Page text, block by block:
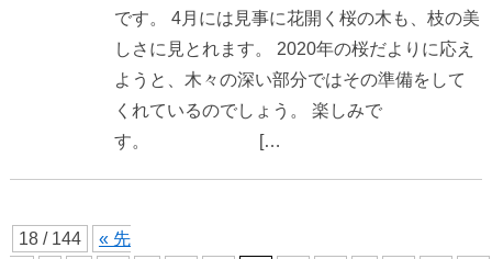
です。 4月には見事に花開く桜の木も、枝の美
しさに見とれます。 2020年の桜だよりに応え
ようと、木々の深い部分ではその準備をして
くれているのでしょう。 楽しみで
す。 […
18 / 144
« 先